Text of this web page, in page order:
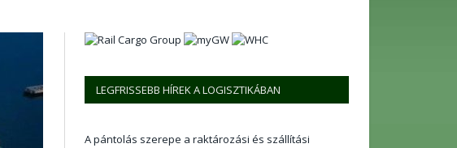
LEGFRISSEBB HÍREK A LOGISZTIKÁBAN
A pántolás szerepe a raktározási és szállítási